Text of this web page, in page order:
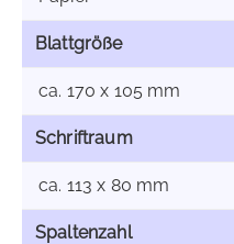
Blattgröße
ca. 170 x 105 mm
Schriftraum
ca. 113 x 80 mm
Spaltenzahl